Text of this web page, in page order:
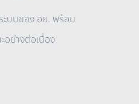
ะบบของ อย. พร้อม
อย่างต่อเนื่อง